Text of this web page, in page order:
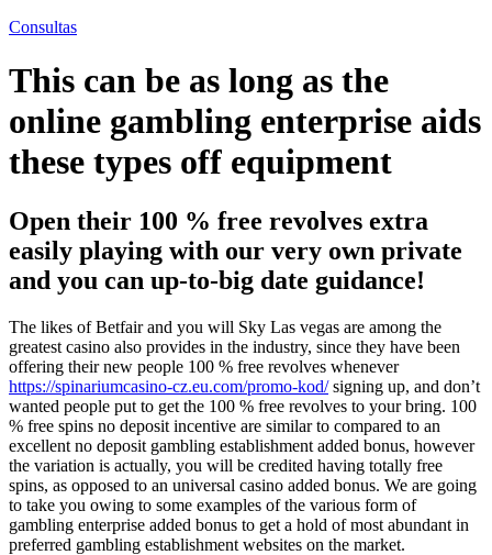
Consultas
This can be as long as the
online gambling enterprise aids
these types off equipment
Open their 100 % free revolves extra
easily playing with our very own private
and you can up-to-big date guidance!
The likes of Betfair and you will Sky Las vegas are among the
greatest casino also provides in the industry, since they have been
offering their new people 100 % free revolves whenever
https://spinariumcasino-cz.eu.com/promo-kod/signing up, and don’t
wanted people put to get the 100 % free revolves to your bring. 100
% free spins no deposit incentive are similar to compared to an
excellent no deposit gambling establishment added bonus, however
the variation is actually, you will be credited having totally free
spins, as opposed to an universal casino added bonus. We are going
to take you owing to some examples of the various form of
gambling enterprise added bonus to get a hold of most abundant in
preferred gambling establishment websites on the market.